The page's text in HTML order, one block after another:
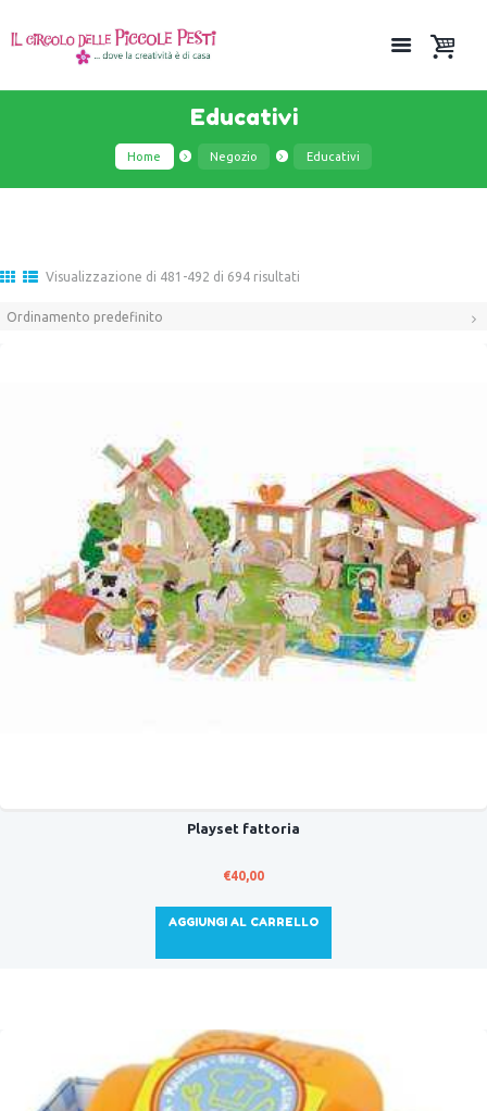
Educativi
Home Negozio Educativi
Visualizzazione di 481-492 di 694 risultati
Playset fattoria
€40,00
AGGIUNGI AL CARRELLO